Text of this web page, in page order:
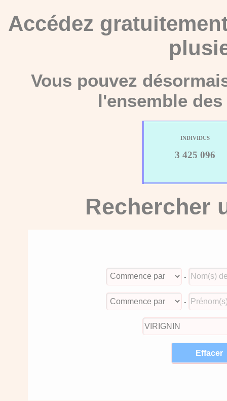
Accédez
Vous pouvez
l'ensemble
INDIVIDUS
3 425 096
Rechercher
-
-